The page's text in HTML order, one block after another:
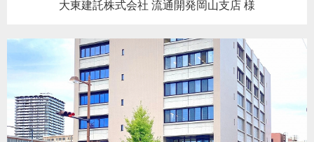
大東建託株式会社 流通開発岡山支店 様